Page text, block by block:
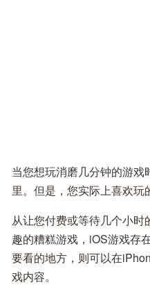
当您想玩消磨几分钟的游
里。但是，您实际上喜欢玩
从让您付费或等待几个小
趣的糟糕游戏，iOS游戏存
要看的地方，则可以在
戏内容。